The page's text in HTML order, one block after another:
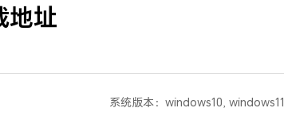
地址
系统版本：windows10, windows11